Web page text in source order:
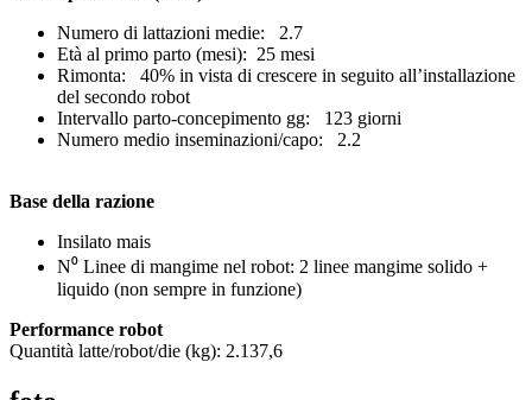
Numero di lattazioni medie: 2.7
Età al primo parto (mesi): 25 mesi
Rimonta: 40% in vista di crescere in seguito all’installazione
del secondo robot
Intervallo parto-concepimento gg: 123 giorni
Numero medio inseminazioni/capo: 2.2
Base della razione
Insilato mais
N⁰ Linee di mangime nel robot: 2 linee mangime solido +
liquido (non sempre in funzione)
Performance robot
Quantità latte/robot/die (kg): 2.137,6